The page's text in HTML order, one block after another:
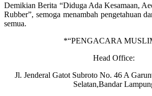
Demikian Berita “Diduga Ada Kesamaan,
Rubber”, semoga menambah pengetahuan
semua.
*“PENGACARA
Head Office:
Jl. Jenderal Gatot Subroto No. 46 A
Selatan,Bandar